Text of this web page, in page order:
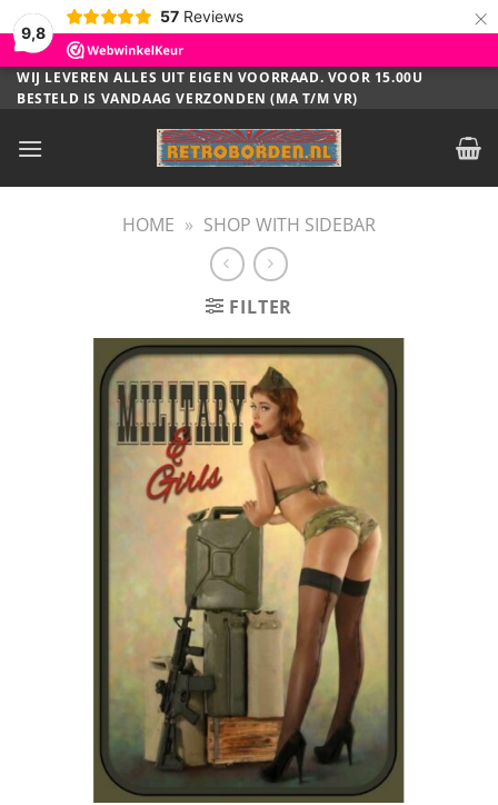
9,8
57 Reviews ×
Ga
naar
WIJ LEVEREN ALLES UIT EIGEN VOORRAAD. VOOR 15.00U
BESTELD IS VANDAAG VERZONDEN (MA T/M VR)
HOME » SHOP WITH SIDEBAR
FILTER